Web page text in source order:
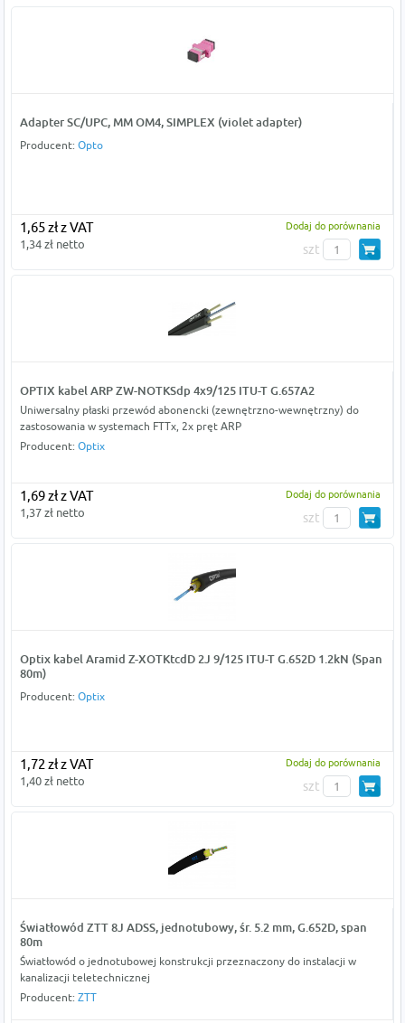
Adapter SC/UPC, MM OM4, SIMPLEX (violet adapter)
Producent: Opto
1,65 zł z VAT
1,34 zł netto
Dodaj do porównania
szt
OPTIX kabel ARP ZW-NOTKSdp 4x9/125 ITU-T G.657A2
Uniwersalny płaski przewód abonencki (zewnętrzno-wewnętrzny) do
zastosowania w systemach FTTx, 2x pręt ARP
Producent: Optix
1,69 zł z VAT
1,37 zł netto
Dodaj do porównania
szt
Optix kabel Aramid Z-XOTKtcdD 2J 9/125 ITU-T G.652D 1.2kN (Span
80m)
Producent: Optix
1,72 zł z VAT
1,40 zł netto
Dodaj do porównania
szt
Światłowód ZTT 8J ADSS, jednotubowy, śr. 5.2 mm, G.652D, span
80m
Światłowód o jednotubowej konstrukcji przeznaczony do instalacji w
kanalizacji teletechnicznej
Producent: ZTT